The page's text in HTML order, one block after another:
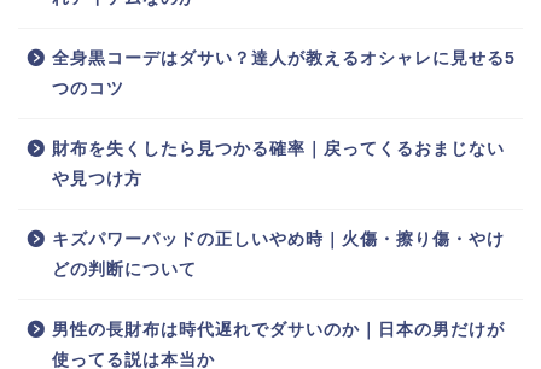
全身黒コーデはダサい？達人が教えるオシャレに見せる5
つのコツ
財布を失くしたら見つかる確率｜戻ってくるおまじない
や見つけ方
キズパワーパッドの正しいやめ時｜火傷・擦り傷・やけ
どの判断について
男性の長財布は時代遅れでダサいのか｜日本の男だけが
使ってる説は本当か